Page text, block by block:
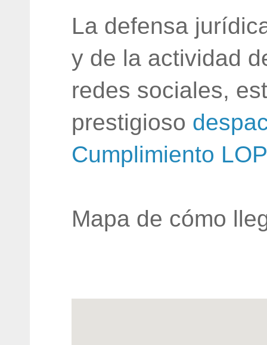
La defensa
y de la actividad
redes sociales,
prestigioso
Cumplimiento
Mapa de cómo